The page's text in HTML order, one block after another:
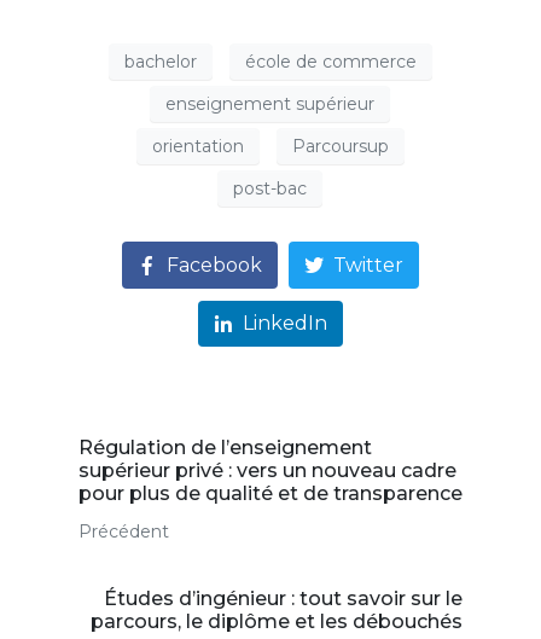
bachelor
école de commerce
enseignement supérieur
orientation
Parcoursup
post-bac
Facebook Twitter
LinkedIn
Régulation de l’enseignement
supérieur privé : vers un nouveau cadre
pour plus de qualité et de transparence
Précédent
Études d’ingénieur : tout savoir sur le
parcours, le diplôme et les débouchés